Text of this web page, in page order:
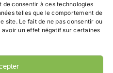
consentir à ces technologies
telles que le comportement de
site. Le fait de ne pas consentir ou
un effet négatif sur certaines